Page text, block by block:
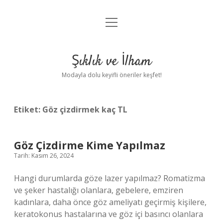
Anasayfa
Yasal Uyarı
menüyü
Şıklık ve İlham
Modayla dolu keyifli öneriler keşfet!
Etiket: Göz çizdirmek kaç TL
Göz Çizdirme Kime Yapılmaz
Tarih: Kasım 26, 2024
Hangi durumlarda göze lazer yapılmaz? Romatizma
ve şeker hastalığı olanlara, gebelere, emziren
kadınlara, daha önce göz ameliyatı geçirmiş kişilere,
keratokonus hastalarına ve göz içi basıncı olanlara